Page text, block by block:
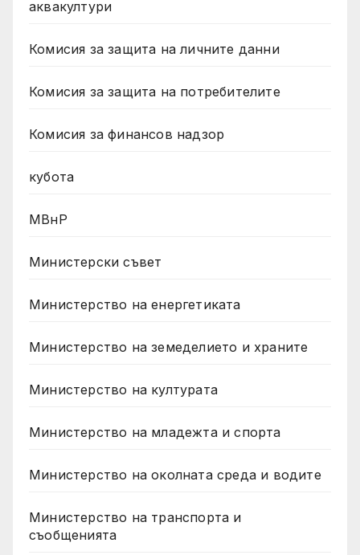
аквакултури
Комисия за защита на личните данни
Комисия за защита на потребителите
Комисия за финансов надзор
кубота
МВнР
Министерски съвет
Министерство на енергетиката
Министерство на земеделието и храните
Министерство на културата
Министерство на младежта и спорта
Министерство на околната среда и водите
Министерство на транспорта и
съобщенията